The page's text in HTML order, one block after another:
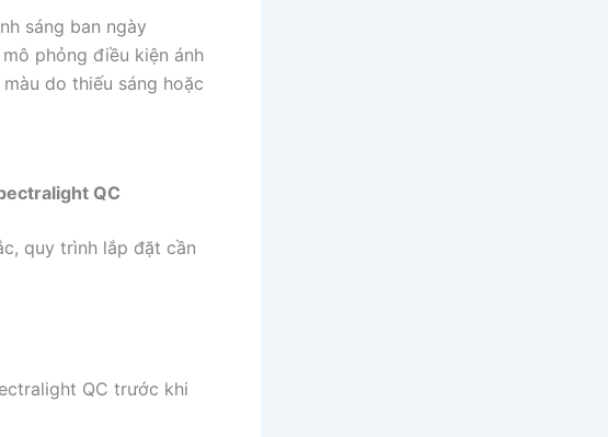
sáng ban ngày
phỏng điều kiện ánh
do thiếu sáng hoặc
QC
quy trình lắp đặt cần
QC trước khi